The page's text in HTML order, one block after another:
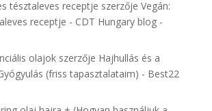
tésztaleves receptje szerzője Vegán:
receptje - CDT Hungary blog -
olajokszerzője Hajhullás és a
(friss tapasztalataim) - Best22